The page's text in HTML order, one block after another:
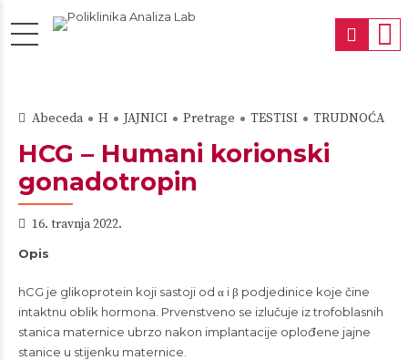
Abeceda H JAJNICI Pretrage TESTISI TRUDNOĆA
HCG – Humani korionski
gonadotropin
16. travnja 2022.
Opis
hCG je glikoprotein koji sastoji od α i β podjedinice koje čine
intaktnu oblik hormona. Prvenstveno se izlučuje iz trofoblasnih
stanica maternice ubrzo nakon implantacije oplođene jajne
stanice u stijenku maternice.